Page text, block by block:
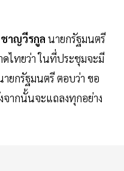
าญวีรกูล นายกรัฐมนตรี
ดไทยว่า ในที่ประชุมจะมี
ยกรัฐมนตรี ตอบว่า ขอ
ากนั้นจะแถลงทุกอย่าง